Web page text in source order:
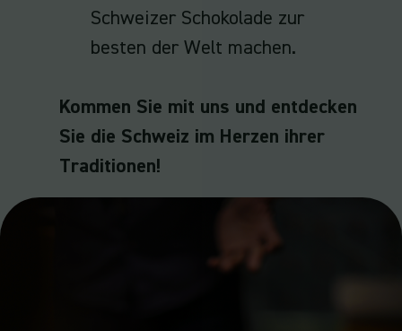
Schweizer Schokolade zur
besten der Welt machen.
Kommen Sie mit uns und entdecken
Sie die Schweiz im Herzen ihrer
Traditionen!